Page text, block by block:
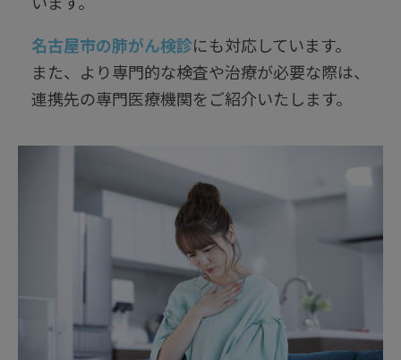
名古屋市の肺がん検診にも対応しています。
また、より専門的な検査や治療が必要な際は、
連携先の専門医療機関をご紹介いたします。